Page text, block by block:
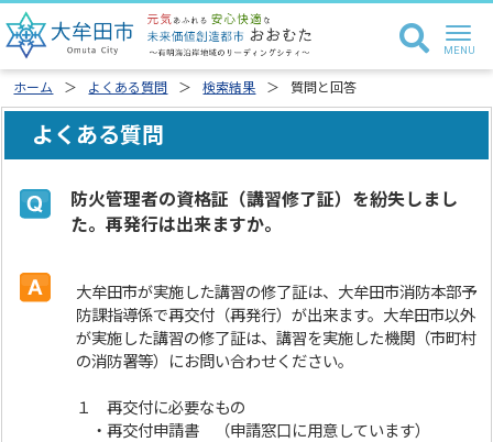
ホーム よくある質問 検索結果 質問と回答
よくある質問
防火管理者の資格証（講習修了証）を紛失しまし
た。再発行は出来ますか。
大牟田市が実施した講習の修了証は、大牟田市消防本部予
防課指導係で再交付（再発行）が出来ます。大牟田市以外
が実施した講習の修了証は、講習を実施した機関（市町村
の消防署等）にお問い合わせください。
１ 再交付に必要なもの
・再交付申請書 （申請窓口に用意しています）